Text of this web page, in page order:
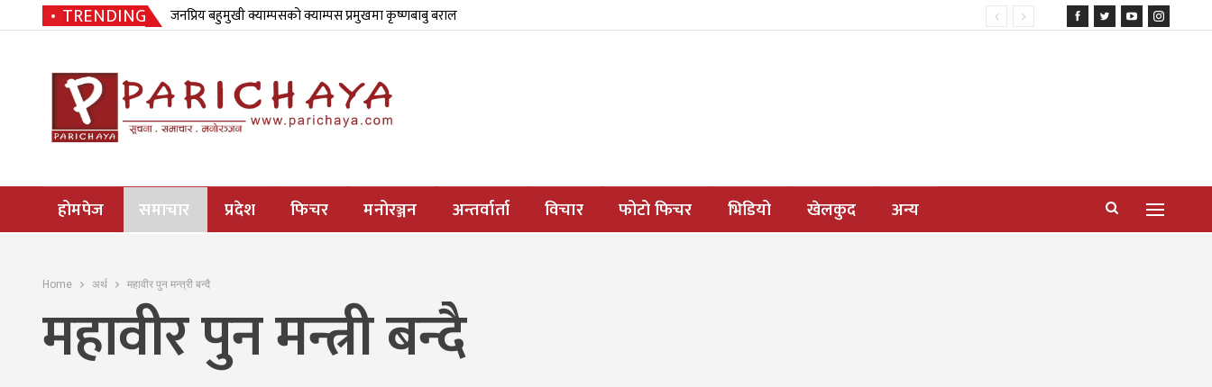
TRENDING जनप्रिय बहुमुखी क्याम्पसको क्याम्पस प्रमुखमा कृष्णबाबु बराल
होमपेज समाचार प्रदेश फिचर मनोरञ्जन अन्तर्वार्ता विचार फोटो फिचर भिडियो खेलकुद अन्य
Home अर्थ महावीर पुन मन्त्री बन्दै
महावीर पुन मन्त्री बन्दै